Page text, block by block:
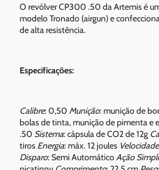
O revólver CP300 .50 da Artemis é
modelo Tronado (airgun) e
de alta resistência.
Especificações:
Calibre: 0,50 Munição: munição de
bolas de tinta, munição de pimenta e
.50 Sistema: cápsula de CO2 de 12g
tiros Energia: máx. 12 joules
Disparo: Semi AutomáticoAção